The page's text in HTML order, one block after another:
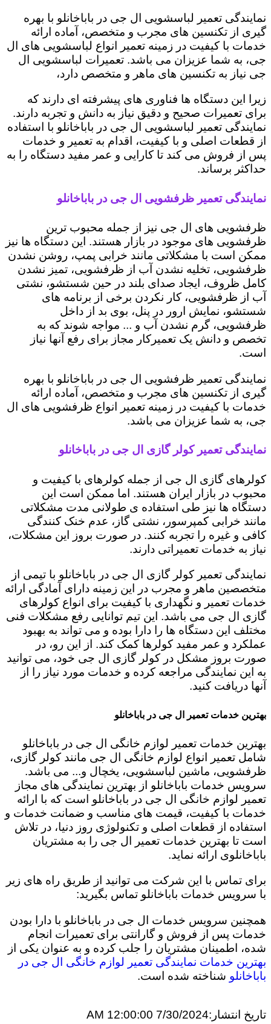
نمایندگی تعمیر لباسشویی ال جی در باباخانلو با بهره
گیری از تکنسین های مجرب و متخصص، آماده ارائه
خدمات با کیفیت در زمینه تعمیر انواع لباسشویی های ال
جی، به شما عزیزان می باشد. تعمیرات لباسشویی ال
جی نیاز به تکنسین های ماهر و متخصص دارد،
زیرا این دستگاه ها فناوری های پیشرفته ای دارند که
برای تعمیرات صحیح و دقیق نیاز به دانش و تجربه دارند.
نمایندگی تعمیر لباسشویی ال جی در باباخانلو با استفاده
از قطعات اصلی و با کیفیت، اقدام به تعمیر و خدمات
پس از فروش می کند تا کارایی و عمر مفید دستگاه را به
حداکثر برساند.
نمایندگی تعمیر ظرفشویی ال جی در باباخانلو
ظرفشویی های ال جی نیز از جمله محبوب ترین
ظرفشویی های موجود در بازار هستند. این دستگاه ها نیز
ممکن است با مشکلاتی مانند خرابی پمپ، روشن نشدن
ظرفشویی، تخلیه نشدن آب از ظرفشویی، تمیز نشدن
کامل ظروف، ایجاد صدای بلند در حین شستشو، نشتی
آب از ظرفشویی، کار نکردن برخی از برنامه های
شستشو، نمایش ارور در پنل، بوی بد از داخل
ظرفشویی، گرم نشدن آب و ... مواجه شوند که به
تخصص و دانش یک تعمیرکار مجاز برای رفع آنها نیاز
است.
نمایندگی تعمیر ظرفشویی ال جی در باباخانلو با بهره
گیری از تکنسین های مجرب و متخصص، آماده ارائه
خدمات با کیفیت در زمینه تعمیر انواع ظرفشویی های ال
جی، به شما عزیزان می باشد.
نمایندگی تعمیر کولر گازی ال جی در باباخانلو
کولرهای گازی ال جی از جمله کولرهای با کیفیت و
محبوب در بازار ایران هستند. اما ممکن است این
دستگاه ها نیز طی استفاده ی طولانی مدت مشکلاتی
مانند خرابی کمپرسور، نشتی گاز، عدم خنک کنندگی
کافی و غیره را تجربه کنند. در صورت بروز این مشکلات،
نیاز به خدمات تعمیراتی دارند.
نمایندگی تعمیر کولر گازی ال جی در باباخانلو با تیمی از
متخصصین ماهر و مجرب در این زمینه دارای آمادگی ارائه
خدمات تعمیر و نگهداری با کیفیت برای انواع کولرهای
گازی ال جی می باشد. این تیم توانایی رفع مشکلات فنی
مختلف این دستگاه ها را دارا بوده و می تواند به بهبود
عملکرد و عمر مفید کولرها کمک کند. از این رو، در
صورت بروز مشکل در کولر گازی ال جی خود، می توانید
به این نمایندگی مراجعه کرده و خدمات مورد نیاز را از
آنها دریافت کنید.
بهترین خدمات تعمیر ال جی در باباخانلو
بهترین خدمات تعمیر لوازم خانگی ال جی در باباخانلو
شامل تعمیر انواع لوازم خانگی ال جی مانند کولر گازی،
ظرفشویی، ماشین لباسشویی، یخچال و... می باشد.
سرویس خدمات باباخانلو از بهترین نمایندگی های مجاز
تعمیر لوازم خانگی ال جی در باباخانلو است که با ارائه
خدمات با کیفیت، قیمت های مناسب و ضمانت خدمات و
استفاده از قطعات اصلی و تکنولوژی روز دنیا، در تلاش
است تا بهترین خدمات تعمیر ال جی را به مشتریان
باباخانلوی ارائه نماید.
برای تماس با این شرکت می توانید از طریق راه های زیر
با سرویس خدمات باباخانلو تماس بگیرید:
همچنین سرویس خدمات ال جی در باباخانلو با دارا بودن
خدمات پس از فروش و گارانتی برای تعمیرات انجام
شده، اطمینان مشتریان را جلب کرده و به عنوان یکی از
بهترین خدمات نمایندگی تعمیر لوازم خانگی ال جی در
باباخانلو شناخته شده است.
تاریخ انتشار:7/30/2024 12:00:00 AM